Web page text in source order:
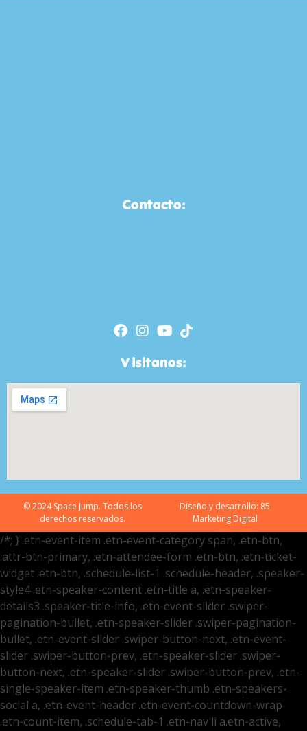
Contacto:
Visitanos:
© 2024 Space Jump. Todos los
derechos reservados.
Diseño y desarrollo: 85
Marketing Digital
/*; } .etn-event-item .etn-event-category span, .etn-btn,
.attr-btn-primary, .etn-attendee-form .etn-btn, .etn-ticket-
widget .etn-btn, .schedule-list-1 .schedule-header, .speaker-
style4 .etn-speaker-content .etn-title a, .etn-speaker-
details3 .speaker-title-info, .etn-event-slider .swiper-
pagination-bullet, .etn-speaker-slider .swiper-pagination-
bullet, .etn-event-slider .swiper-button-next, .etn-event-
slider .swiper-button-prev, .etn-speaker-slider .swiper-
button-next, .etn-speaker-slider .swiper-button-prev, .etn-
single-speaker-item .etn-speaker-thumb .etn-speakers-
social a, .etn-event-header .etn-event-countdown-wrap
.etn-count-item, .schedule-tab-1 .etn-nav li a.etn-active,